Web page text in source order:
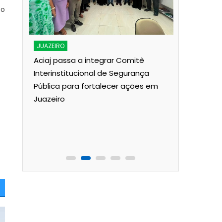
JUAZEIRO
Aciaj passa a integrar Comitê
Interinstitucional de Segurança
Pública para fortalecer ações em
Juazeiro